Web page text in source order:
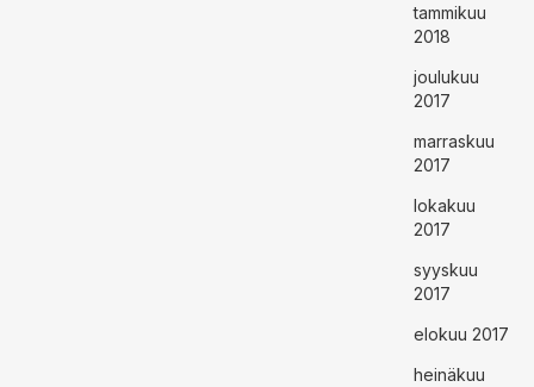
tammikuu
2018
joulukuu
2017
marraskuu
2017
lokakuu
2017
syyskuu
2017
elokuu 2017
heinäkuu